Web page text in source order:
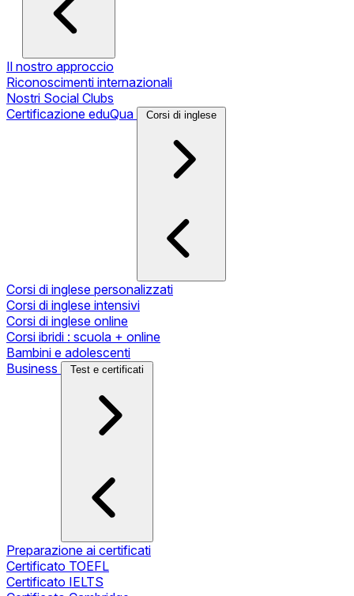
Il nostro approccio
Riconoscimenti internazionali
Nostri Social Clubs
Certificazione eduQua
Corsi di inglese
Corsi di inglese personalizzati
Corsi di inglese intensivi
Corsi di inglese online
Corsi ibridi : scuola + online
Bambini e adolescenti
Business
Test e certificati
Preparazione ai certificati
Certificato TOEFL
Certificato IELTS